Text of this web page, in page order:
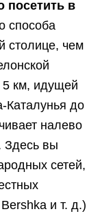
посетить в
способа
столице, чем
5 км, идущей
до
налево
Здесь вы
сетей,
и т. д.)